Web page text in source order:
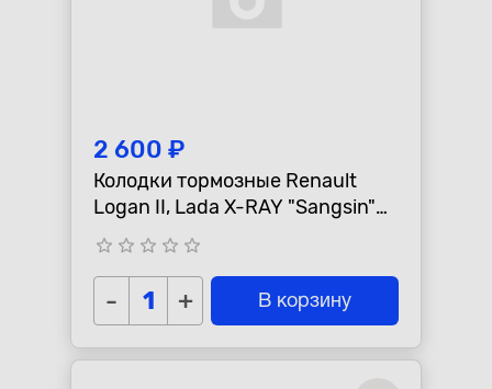
2 600 ₽
Колодки тормозные Renault
Logan II, Lada X-RAY "Sangsin"
передние, 155мм.
star_border star_border star_border star_border star_border
- + В корзину